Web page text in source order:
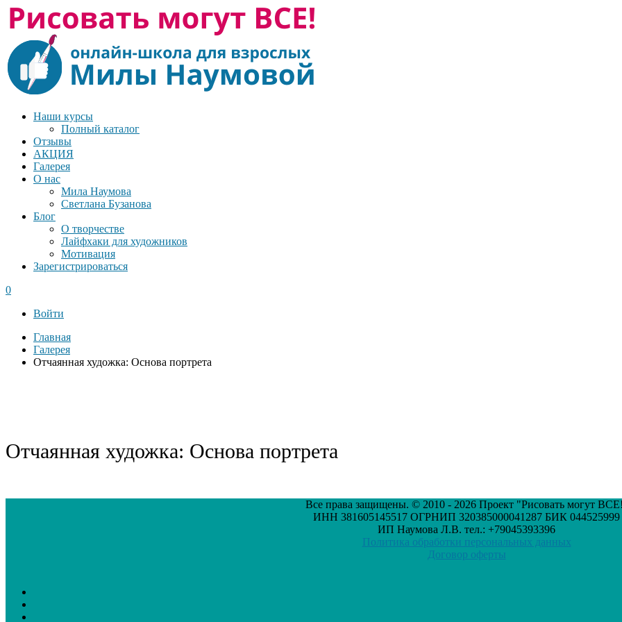
Наши курсы
Полный каталог
Отзывы
АКЦИЯ
Галерея
О нас
Мила Наумова
Светлана Бузанова
Блог
О творчестве
Лайфхаки для художников
Мотивация
Зарегистрироваться
0
Войти
Главная
Галерея
Отчаянная художка: Основа портрета
Отчаянная художка: Основа портрета
Все права защищены. © 2010 - 2026 Проект "Рисовать могут
ИНН 381605145517 ОГРНИП 320385000041287 БИК 044525999
ИП Наумова Л.В. тел.: +79045393396
Политика обработки персональных данных
Договор оферты